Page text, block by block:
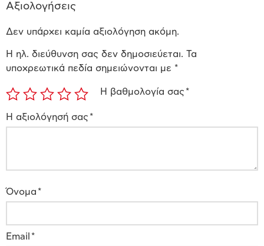
Αξιολογήσεις
Δεν υπάρχει καμία αξιολόγηση ακόμη.
Η ηλ. διεύθυνση σας δεν δημοσιεύεται. Τα
υποχρεωτικά πεδία σημειώνονται με *
Η βαθμολογία σας *
Η αξιολόγησή σας *
Όνομα *
Email *